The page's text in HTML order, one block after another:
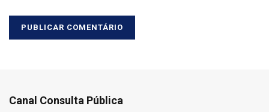
Canal Consulta Pública